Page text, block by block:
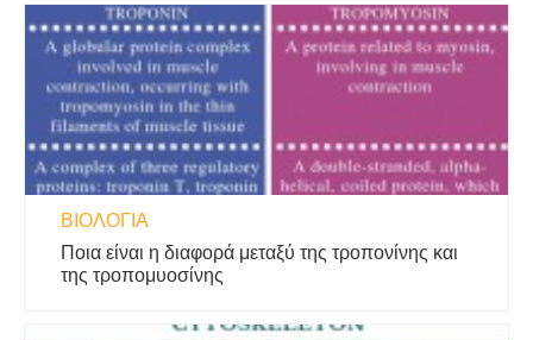
ΒΙΟΛΟΓΊΑ
Ποια είναι η διαφορά μεταξύ της τροπονίνης και
της τροπομυοσίνης